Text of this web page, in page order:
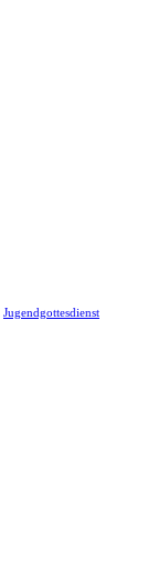
Jugendgottesdienst